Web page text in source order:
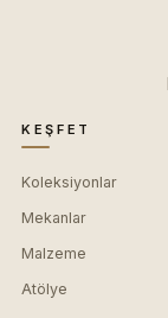
KEŞFET
Koleksiyonlar
Mekanlar
Malzeme
Atölye